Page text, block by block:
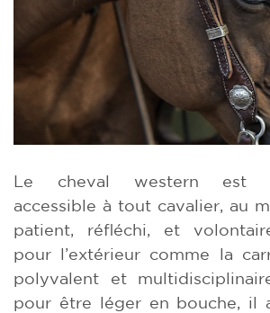
Le cheval western est
accessible à tout cavalier, au
patient, réfléchi, et
pour l’extérieur comme la
polyvalent et
pour être léger en bouche, il